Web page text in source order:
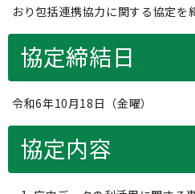
おり包括連携協力に関する協定を
協定締結日
令和6年10月18日（金曜）
協定内容